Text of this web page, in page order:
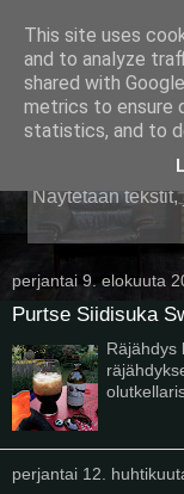
Näytetään
perjantai 9. elokuuta
Purtse Siidisuka
Räjähdys
perjantai 12.
This site uses
and to analyze
shared with
metrics to ensure
statistics, and to